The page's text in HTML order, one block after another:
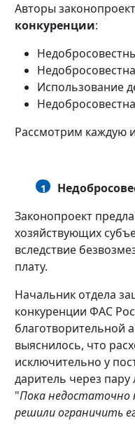
Авторы
конкуренции:
Использование
Рассмотрим каждую
1
Законопроект
хозяйствующих
вследствие
плату.
Начальник отдела
конкуренции ФАС
благотворительной
выяснилось, что
исключительно у
даритель через
"Пока недостаточно
решили ограничить